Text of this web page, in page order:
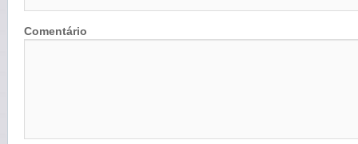
Comentário